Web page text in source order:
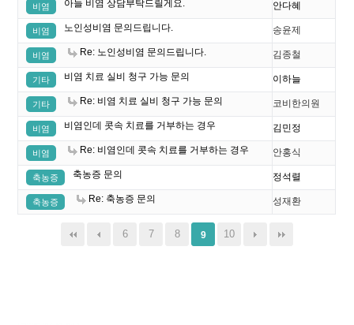
비염 아들 비염 상담부탁드릴게요. 안다혜
비염 노인성비염 문의드립니다. 송윤제
비염 Re: 노인성비염 문의드립니다. 김종철
기타 비염 치료 실비 청구 가능 문의 이하늘
기타 Re: 비염 치료 실비 청구 가능 문의 코비한의원
비염 비염인데 콧속 치료를 거부하는 경우 김민정
비염 Re: 비염인데 콧속 치료를 거부하는 경우 안홍식
축농증 축농증 문의 정석렬
축농증 Re: 축농증 문의 성재환
6 7 8 9 10